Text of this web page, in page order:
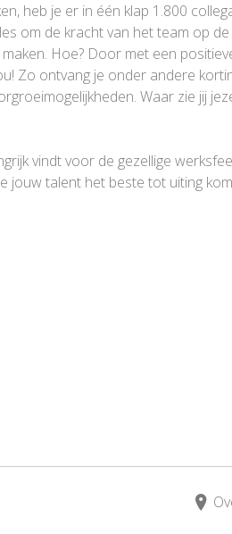
heb je er in één klap 1.800
om de kracht van het team op
Hoe? Door met een
Zo ontvang je onder andere
Waar zie jij
vindt voor de gezellige
jouw talent het beste tot uiting